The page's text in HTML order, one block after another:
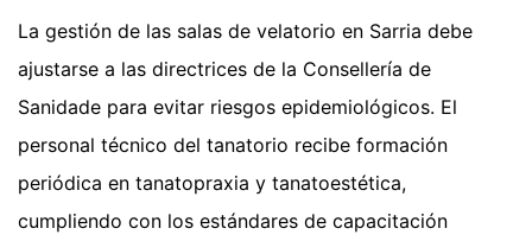
La gestión de las salas de velatorio en Sarria debe
ajustarse a las directrices de la Consellería de
Sanidade para evitar riesgos epidemiológicos. El
personal técnico del tanatorio recibe formación
periódica en tanatopraxia y tanatoestética,
cumpliendo con los estándares de capacitación